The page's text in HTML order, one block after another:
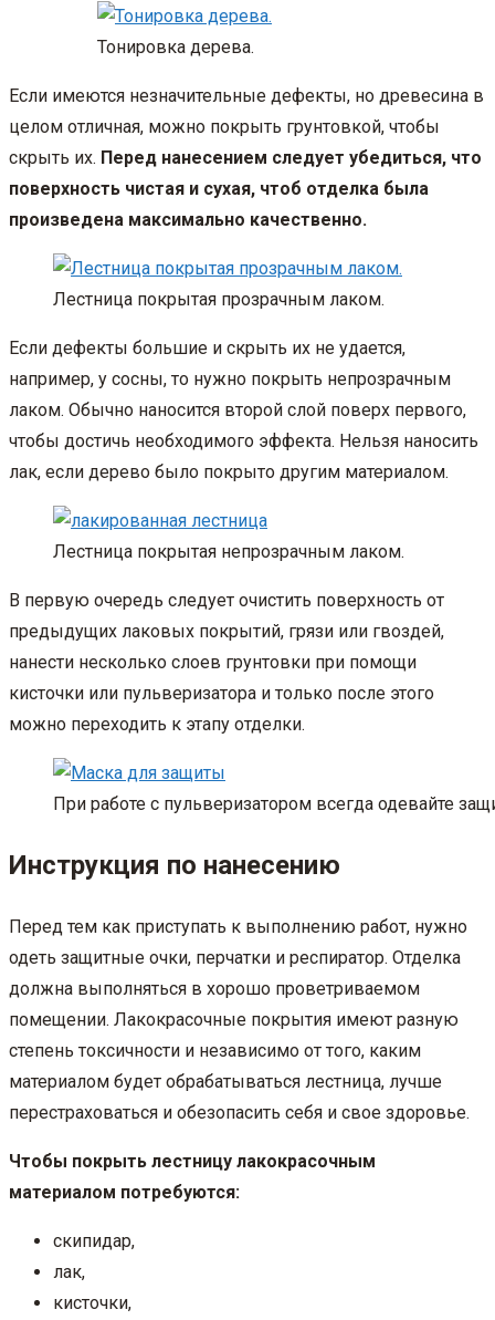
Тонировка дерева.
Если имеются незначительные дефекты, но древесина в
целом отличная, можно покрыть грунтовкой, чтобы
скрыть их. Перед нанесением следует убедиться, что
поверхность чистая и сухая, чтоб отделка была
произведена максимально качественно.
Лестница покрытая прозрачным лаком.
Если дефекты большие и скрыть их не удается,
например, у сосны, то нужно покрыть непрозрачным
лаком. Обычно наносится второй слой поверх первого,
чтобы достичь необходимого эффекта. Нельзя наносить
лак, если дерево было покрыто другим материалом.
Лестница покрытая непрозрачным лаком.
В первую очередь следует очистить поверхность от
предыдущих лаковых покрытий, грязи или гвоздей,
нанести несколько слоев грунтовки при помощи
кисточки или пульверизатора и только после этого
можно переходить к этапу отделки.
При работе с пульверизатором всегда одевайте
Инструкция по нанесению
Перед тем как приступать к выполнению работ, нужно
одеть защитные очки, перчатки и респиратор. Отделка
должна выполняться в хорошо проветриваемом
помещении. Лакокрасочные покрытия имеют разную
степень токсичности и независимо от того, каким
материалом будет обрабатываться лестница, лучше
перестраховаться и обезопасить себя и свое здоровье.
Чтобы покрыть лестницу лакокрасочным
материалом потребуются:
скипидар,
лак,
кисточки,